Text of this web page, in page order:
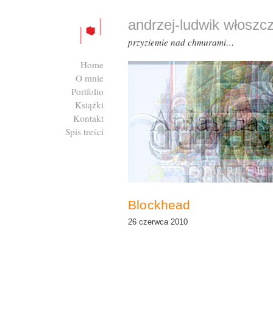
Blockhead
26 czerwca 2010
andrzej-ludwik
przyziemie nad chmurami…
Home
O mnie
Portfolio
Książki
Kontakt
Spis treści